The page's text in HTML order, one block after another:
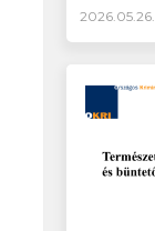
2026.05.26.